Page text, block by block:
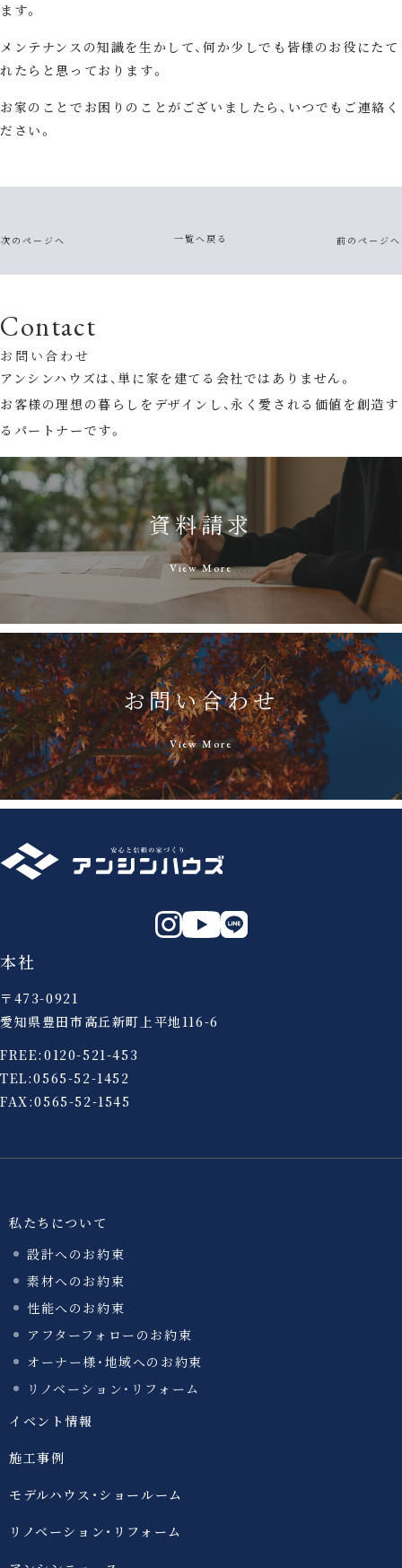
ます。
メンテナンスの知識を生かして、何か少しでも皆様のお役にたて
れたらと思っております。
お家のことでお困りのことがございましたら、いつでもご連絡く
ださい。
次のページへ 一覧へ戻る 前のページへ
Contact
お問い合わせ
アンシンハウズは、単に家を建てる会社ではありません。
お客様の理想の暮らしをデザインし、永く愛される価値を創造す
るパートナーです。
資料請求
View More
お問い合わせ
View More
私たちについて
設計へのお約束
素材へのお約束
性能へのお約束
アフターフォローのお約束
オーナー様・地域へのお約束
リノベーション・リフォーム
イベント情報
施工事例
モデルハウス・ショールーム
リノベーション・リフォーム
本社
〒473-0921
愛知県豊田市高丘新町上平地116-6
FREE: 0120-521-453
TEL:0565-52-1452
FAX:0565-52-1545